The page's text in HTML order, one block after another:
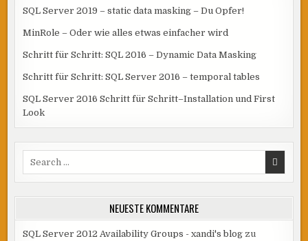
SQL Server 2019 – static data masking – Du Opfer!
MinRole – Oder wie alles etwas einfacher wird
Schritt für Schritt: SQL 2016 – Dynamic Data Masking
Schritt für Schritt: SQL Server 2016 – temporal tables
SQL Server 2016 Schritt für Schritt–Installation und First
Look
NEUESTE KOMMENTARE
SQL Server 2012 Availability Groups - xandi's blog zu